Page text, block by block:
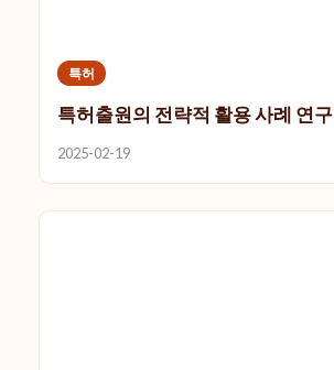
특허
특허출원의 전략적 활용 사례 연구
2025-02-19